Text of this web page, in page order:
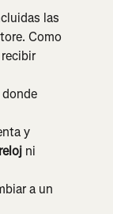
las
Como
donde
y
ni
a un